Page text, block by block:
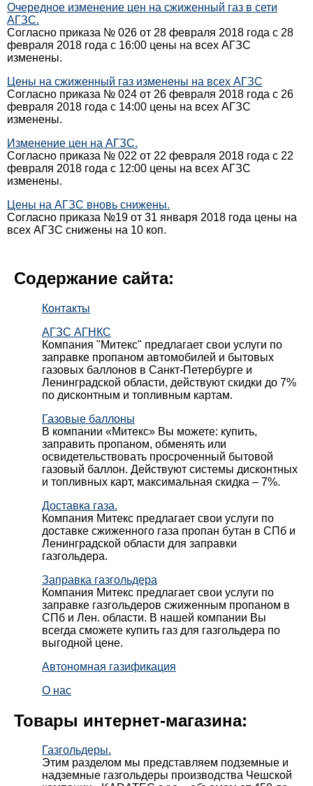
Очередное изменение цен на сжиженный газ в сети
АГЗС.
Согласно приказа № 026 от 28 февраля 2018 года с 28
февраля 2018 года с 16:00 цены на всех АГЗС
изменены.
Цены на сжиженный газ изменены на всех АГЗС
Согласно приказа № 024 от 26 февраля 2018 года с 26
февраля 2018 года с 14:00 цены на всех АГЗС
изменены.
Изменение цен на АГЗС.
Согласно приказа № 022 от 22 февраля 2018 года с 22
февраля 2018 года с 12:00 цены на всех АГЗС
изменены.
Цены на АГЗС вновь снижены.
Согласно приказа №19 от 31 января 2018 года цены на
всех АГЗС снижены на 10 коп.
Содержание сайта:
Контакты
АГЗС АГНКС
Компания "Митекс" предлагает свои услуги по
заправке пропаном автомобилей и бытовых
газовых баллонов в Санкт-Петербурге и
Ленинградской области, действуют скидки до 7%
по дисконтным и топливным картам.
Газовые баллоны
В компании «Митекс» Вы можете: купить,
заправить пропаном, обменять или
освидетельствовать просроченный бытовой
газовый баллон. Действуют системы дисконтных
и топливных карт, максимальная скидка – 7%.
Доставка газа.
Компания Митекс предлагает свои услуги по
доставке сжиженного газа пропан бутан в СПб и
Ленинградской области для заправки
газгольдера.
Заправка газгольдера
Компания Митекс предлагает свои услуги по
заправке газгольдеров сжиженным пропаном в
СПб и Лен. области. В нашей компании Вы
всегда сможете купить газ для газгольдера по
выгодной цене.
Автономная газификация
О нас
Товары интернет-магазина:
Газгольдеры.
Этим разделом мы представляем подземные и
надземные газгольдеры производства Чешской